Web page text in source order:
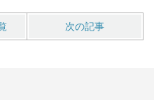
次の記事